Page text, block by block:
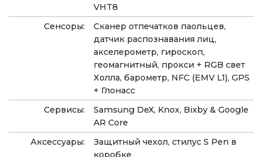
VHT8
Сенсоры:
Сканер отпечатков паольцев,
датчик распознавания лиц,
акселерометр, гироскоп,
геомагнитный, прокси + RGB свет
Холла, барометр, NFC (EMV L1), GPS
+ Глонасс
Сервисы:
Samsung DeX, Knox, Bixby & Google
AR Core
Аксессуары:
Защитный чехол, стилус S Pen в
коробке